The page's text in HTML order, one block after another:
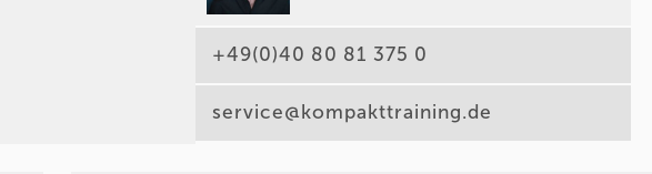
+49(0)40 80 81 375 0
service@kompakttraining.de